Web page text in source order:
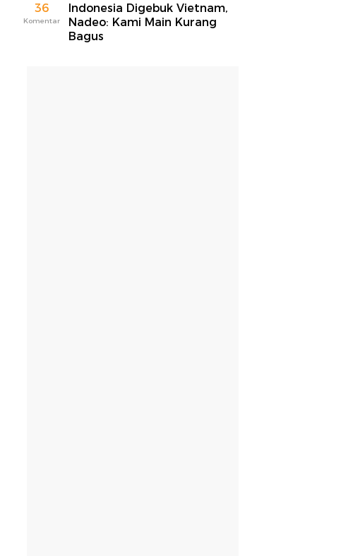
36
Komentar
Indonesia Digebuk Vietnam,
Nadeo: Kami Main Kurang
Bagus